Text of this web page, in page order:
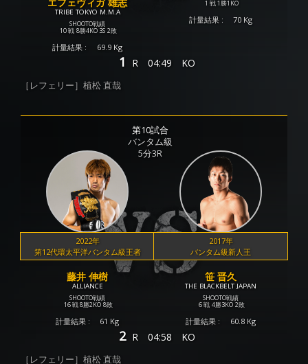
TRIBE TOKYO M.M.A
SHOOTO戦績
10 戦 8勝4KO 3S 2敗
計量結果 : 69.9 Kg
1 戦 1勝1KO
計量結果 : 70 Kg
1 R 04:49 KO
［レフェリー］植松 直哉
第10試合
バンタム級
5分3R
2022年
第12代環太平洋バンタム級王者
藤井 伸樹
ALLIANCE
SHOOTO戦績
16 戦 8勝2KO 8敗
計量結果 : 61 Kg
2017年
バンタム級新人王
笹 晋久
THE BLACKBELT JAPAN
SHOOTO戦績
6 戦 4勝3KO 2敗
計量結果 : 60.8 Kg
2 R 04:58 KO
［レフェリー］植松 直哉